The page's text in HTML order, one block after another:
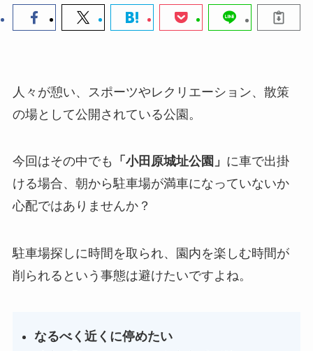
人々が憩い、スポーツやレクリエーション、散策
の場として公開されている公園。
今回はその中でも 「小田原城址公園」 に車で出掛
ける場合、朝から駐車場が満車になっていないか
心配ではありませんか？
駐車場探しに時間を取られ、園内を楽しむ時間が
削られるという事態は避けたいですよね。
なるべく近くに停めたい